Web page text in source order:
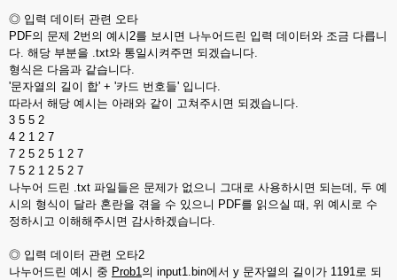
◎ 입력 데이터 관련 오타
PDF의 문제 2번의 예시2를 보시면 나누어드린 입력 데이터와 조금 다릅니
다. 해당 부분을 .txt와 통일시켜주면 되겠습니다.
형식은 다음과 같습니다.
'문자열의 길이 합' + '카드 번호들' 입니다.
따라서 해당 예시는 아래와 같이 고쳐주시면 되겠습니다.
3 5 5 2
4 2 1 2 7
7 2 5 2 5 1 2 7
7 5 2 1 2 5 2 7
나누어 드린 .txt 파일들은 문제가 없으니 그대로 사용하시면 되는데, 두 예
시의 형식이 달라 혼란을 겪을 수 있으니 PDF를 읽으실 때, 위 예시로 수
정하시고 이해해주시면 감사하겠습니다.
◎ 입력 데이터 관련 오타2
나누어드린 예시 중 Prob1의 input1.bin에서 y 문자열의 길이가 1191로 되